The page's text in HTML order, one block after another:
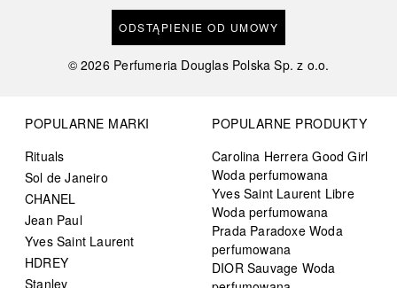
ODSTĄPIENIE OD UMOWY
©2026 Perfumeria Douglas Polska Sp. z o.o.
POPULARNE MARKI
Rituals
Sol de Janeiro
CHANEL
Jean Paul
Yves Saint Laurent
HDREY
Stanley
POPULARNE PRODUKTY
Carolina Herrera Good Girl
Woda perfumowana
Yves Saint Laurent Libre
Woda perfumowana
Prada Paradoxe Woda
perfumowana
DIOR Sauvage Woda